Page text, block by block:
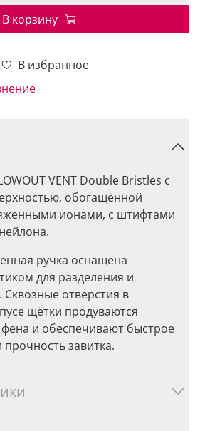
В избранное
В корзину
VENT Double Bristles с
обогащённой
ионами, с штифтами
ручка оснащена
для разделения и
отверстия в
щётки продуваются
и обеспечивают быстрое
завитка.